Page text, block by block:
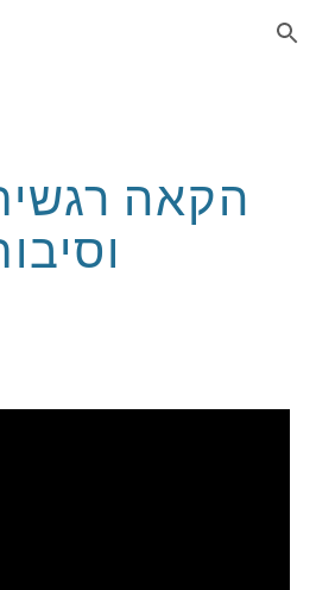
Skip to navigation
הקאה